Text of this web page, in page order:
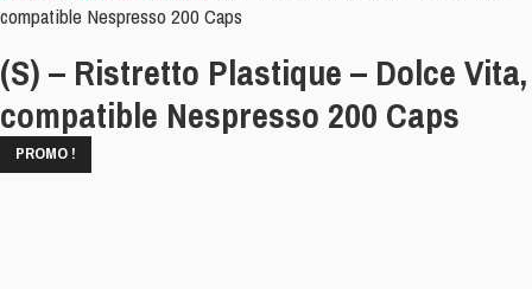
compatible Nespresso 200 Caps
(S) – Ristretto Plastique – Dolce Vita,
compatible Nespresso 200 Caps
PROMO !